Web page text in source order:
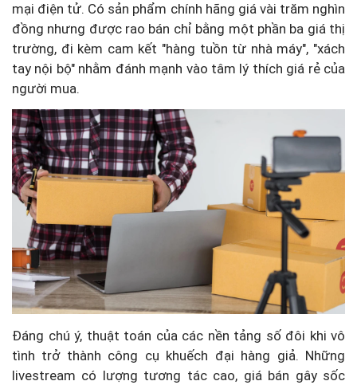
mại điện tử. Có sản phẩm chính hãng giá vài trăm nghìn
đồng nhưng được rao bán chỉ bằng một phần ba giá thị
trường, đi kèm cam kết "hàng tuồn từ nhà máy", "xách
tay nội bộ" nhằm đánh mạnh vào tâm lý thích giá rẻ của
người mua.
Đáng chú ý, thuật toán của các nền tảng số đôi khi vô
tình trở thành công cụ khuếch đại hàng giả. Những
livestream có lượng tương tác cao, giá bán gây sốc